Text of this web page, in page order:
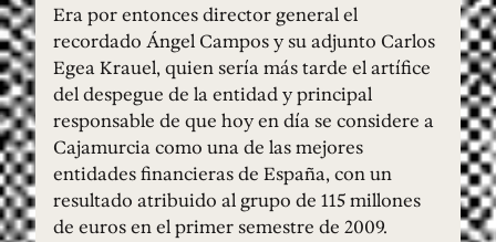
Era por entonces director general el
recordado Ángel Campos y su adjunto Carlos
Egea Krauel, quien sería más tarde el artífice
del despegue de la entidad y principal
responsable de que hoy en día se considere a
Cajamurcia como una de las mejores
entidades financieras de España, con un
resultado atribuido al grupo de 115 millones
de euros en el primer semestre de 2009.